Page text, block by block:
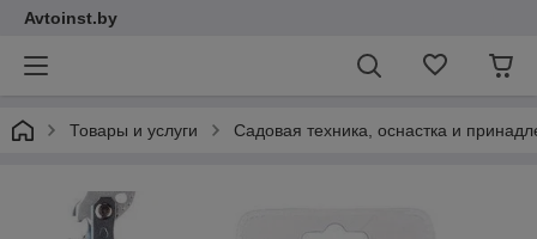
Avtoinst.by
Товары и услуги Садовая техника, оснастка и